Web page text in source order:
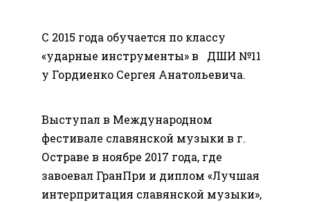
С 2015 года обучается по классу
«ударные инструменты» в ДШИ №11
у Гордиенко Сергея Анатольевича.
Выступал в Международном
фестивале славянской музыки в г.
Остраве в ноябре 2017 года, где
завоевал ГранПри и диплом «Лучшая
интерпритация славянской музыки»,